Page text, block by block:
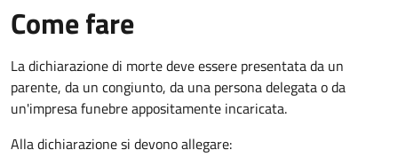
Come fare
La dichiarazione di morte deve essere presentata da un
parente, da un congiunto, da una persona delegata o da
un'impresa funebre appositamente incaricata.
Alla dichiarazione si devono allegare: